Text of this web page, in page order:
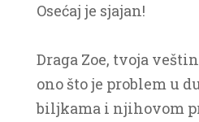
Osećaj je sjajan!
Draga Zoe, tvoja
ono što je problem u
biljkama i njihovom